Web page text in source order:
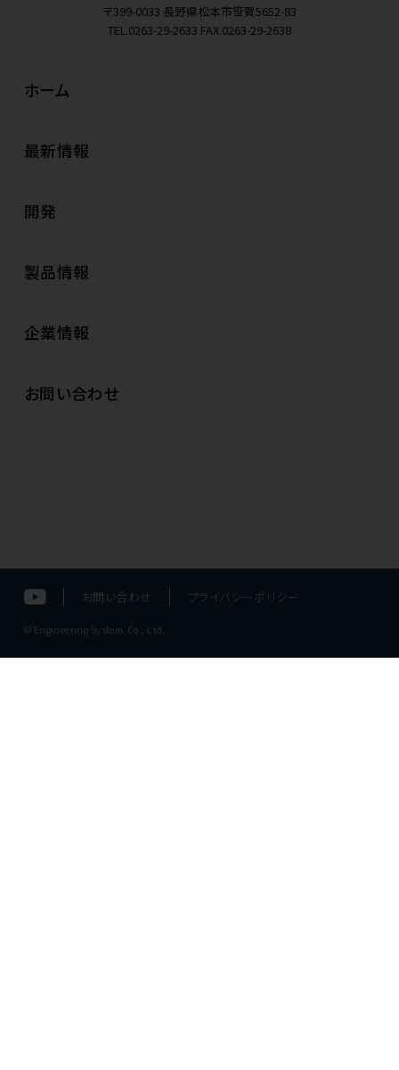
〒399-0033 長野県松本市笹賀5652-83
TEL.0263-29-2633 FAX.0263-29-2638
ホーム
最新情報
開発
製品情報
企業情報
お問い合わせ
お問い合わせ プライバシーポリシー
© Engineering System. Co., Ltd.